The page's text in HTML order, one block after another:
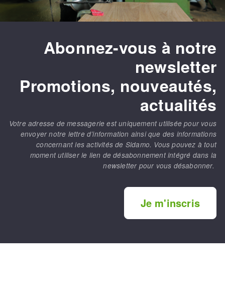
Abonnez-vous à notre
newsletter
Promotions, nouveautés,
actualités
Votre adresse de messagerie est uniquement utilisée pour vous
envoyer notre lettre d’information ainsi que des informations
concernant les activités de Sidamo. Vous pouvez à tout
moment utiliser le lien de désabonnement intégré dans la
newsletter pour vous désabonner.
Je m'inscris